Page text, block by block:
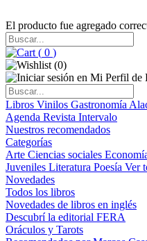
El producto fue agregado
( 0 )
(0)
Libros Vinilos Gastronomía
Agenda Revista Intervalo
Nuestros recomendados
Categorías
Arte Ciencias sociales
Juveniles Literatura Poesía Ver
Novedades
Todos los libros
Novedades de libros en inglés
Descubrí la editorial FERA
Oráculos y Tarots